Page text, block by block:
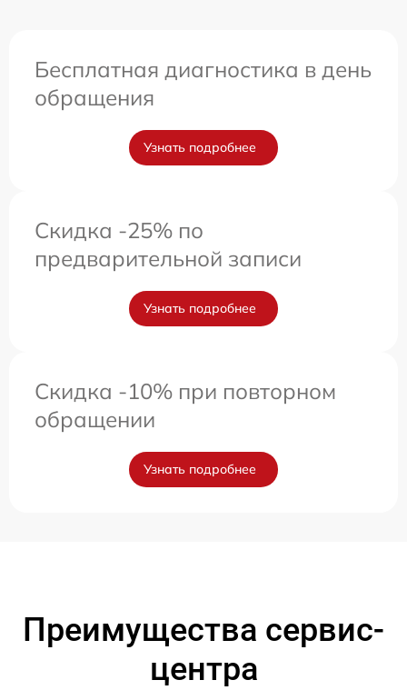
Бесплатная диагностика в день
обращения
Узнать подробнее
Скидка -25% по
предварительной записи
Узнать подробнее
Скидка -10% при повторном
обращении
Узнать подробнее
Преимущества сервис-
центра